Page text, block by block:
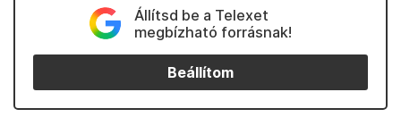
Állítsd be a Telexet
megbízható forrásnak!
Beállítom